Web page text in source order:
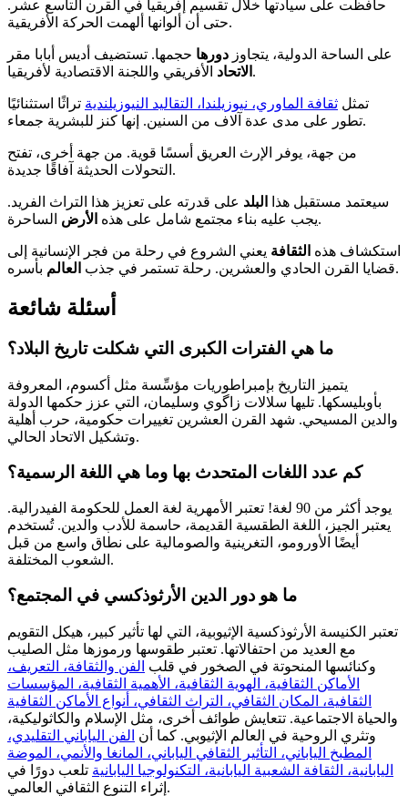
حافظت على سيادتها خلال تقسيم إفريقيا في القرن التاسع عشر.
حتى أن ألوانها ألهمت الحركة الأفريقية.
على الساحة الدولية، يتجاوز دورها حجمها. تستضيف أديس أبابا مقر
الاتحاد الأفريقي واللجنة الاقتصادية لأفريقيا.
تمثل ثقافة الماوري، نيوزيلندا، التقاليد النيوزيلندية تراثًا استثنائيًا
تطور على مدى عدة آلاف من السنين. إنها كنز للبشرية جمعاء.
من جهة، يوفر الإرث العريق أسسًا قوية. من جهة أخرى، تفتح
التحولات الحديثة آفاقًا جديدة.
سيعتمد مستقبل هذا البلد على قدرته على تعزيز هذا التراث الفريد.
يجب عليه بناء مجتمع شامل على هذه الأرض الساحرة.
استكشاف هذه الثقافة يعني الشروع في رحلة من فجر الإنسانية إلى
قضايا القرن الحادي والعشرين. رحلة تستمر في جذب العالم بأسره.
أسئلة شائعة
ما هي الفترات الكبرى التي شكلت تاريخ البلاد؟
يتميز التاريخ بإمبراطوريات مؤسِّسة مثل أكسوم، المعروفة
بأوبليسكها. تليها سلالات زاگوي وسليمان، التي عزز حكمها الدولة
والدين المسيحي. شهد القرن العشرين تغييرات حكومية، حرب أهلية
وتشكيل الاتحاد الحالي.
كم عدد اللغات المتحدث بها وما هي اللغة الرسمية؟
يوجد أكثر من 90 لغة! تعتبر الأمهرية لغة العمل للحكومة الفيدرالية.
يعتبر الجيز، اللغة الطقسية القديمة، حاسمة للأدب والدين. تُستخدم
أيضًا الأورومو، التغرينية والصومالية على نطاق واسع من قبل
الشعوب المختلفة.
ما هو دور الدين الأرثوذكسي في المجتمع؟
تعتبر الكنيسة الأرثوذكسية الإثيوبية، التي لها تأثير كبير، هيكل التقويم
مع العديد من احتفالاتها. تعتبر طقوسها ورموزها مثل الصليب
وكنائسها المنحوتة في الصخور في قلب الفن والثقافة، التعريف،
الأماكن الثقافية، الهوية الثقافية، الأهمية الثقافية، المؤسسات
الثقافية، المكان الثقافي، التراث الثقافي، أنواع الأماكن الثقافية
والحياة الاجتماعية. تتعايش طوائف أخرى، مثل الإسلام والكاثوليكية،
وتثري الروحية في العالم الإثيوبي. كما أن الفن الياباني التقليدي،
المطبخ الياباني، التأثير الثقافي الياباني، المانغا والأنمي، الموضة
اليابانية، الثقافة الشعبية اليابانية، التكنولوجيا اليابانية تلعب دورًا في
إثراء التنوع الثقافي العالمي.